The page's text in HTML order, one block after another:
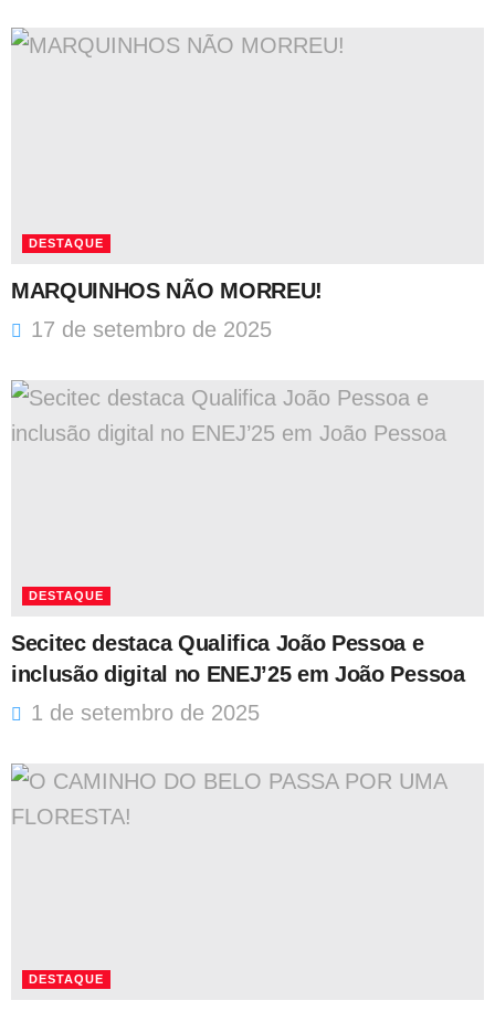
DESTAQUE
MARQUINHOS NÃO MORREU!
17 de setembro de 2025
DESTAQUE
Secitec destaca Qualifica João Pessoa e
inclusão digital no ENEJ’25 em João Pessoa
1 de setembro de 2025
DESTAQUE